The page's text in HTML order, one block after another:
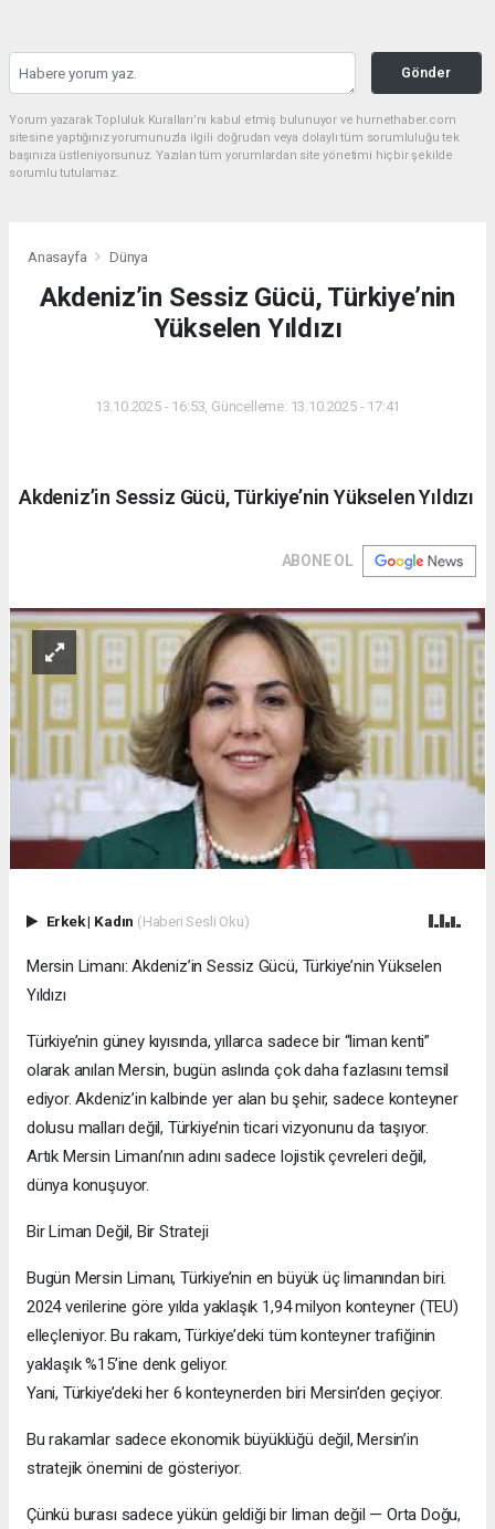
Gönder
Yorum yazarak Topluluk Kuralları’nı kabul etmiş bulunuyor ve hurnethaber.com
sitesine yaptığınız yorumunuzla ilgili doğrudan veya dolaylı tüm sorumluluğu tek
başınıza üstleniyorsunuz. Yazılan tüm yorumlardan site yönetimi hiçbir şekilde
sorumlu tutulamaz.
Anasayfa Dünya
Akdeniz’in Sessiz Gücü, Türkiye’nin
Yükselen Yıldızı
13.10.2025 - 16:53, Güncelleme: 13.10.2025 - 17:41
Akdeniz’in Sessiz Gücü, Türkiye’nin Yükselen Yıldızı
ABONE OL
Erkek| Kadın (Haberi Sesli Oku)
Mersin Limanı: Akdeniz’in Sessiz Gücü, Türkiye’nin Yükselen
Yıldızı
Türkiye’nin güney kıyısında, yıllarca sadece bir “liman kenti”
olarak anılan Mersin, bugün aslında çok daha fazlasını temsil
ediyor. Akdeniz’in kalbinde yer alan bu şehir, sadece konteyner
dolusu malları değil, Türkiye’nin ticari vizyonunu da taşıyor.
Artık Mersin Limanı’nın adını sadece lojistik çevreleri değil,
dünya konuşuyor.
Bir Liman Değil, Bir Strateji
Bugün Mersin Limanı, Türkiye’nin en büyük üç limanından biri.
2024 verilerine göre yılda yaklaşık 1,94 milyon konteyner (TEU)
elleçleniyor. Bu rakam, Türkiye’deki tüm konteyner trafiğinin
yaklaşık %15’ine denk geliyor.
Yani, Türkiye’deki her 6 konteynerden biri Mersin’den geçiyor.
Bu rakamlar sadece ekonomik büyüklüğü değil, Mersin’in
stratejik önemini de gösteriyor.
Çünkü burası sadece yükün geldiği bir liman değil — Orta Doğu,